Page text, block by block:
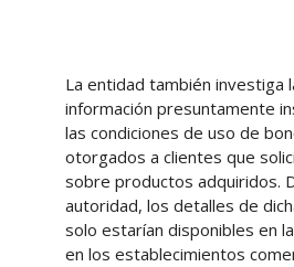
La entidad también investiga
información presuntamente
las condiciones de uso de
otorgados a clientes que
sobre productos adquiridos.
autoridad, los detalles de
solo estarían disponibles en
en los establecimientos